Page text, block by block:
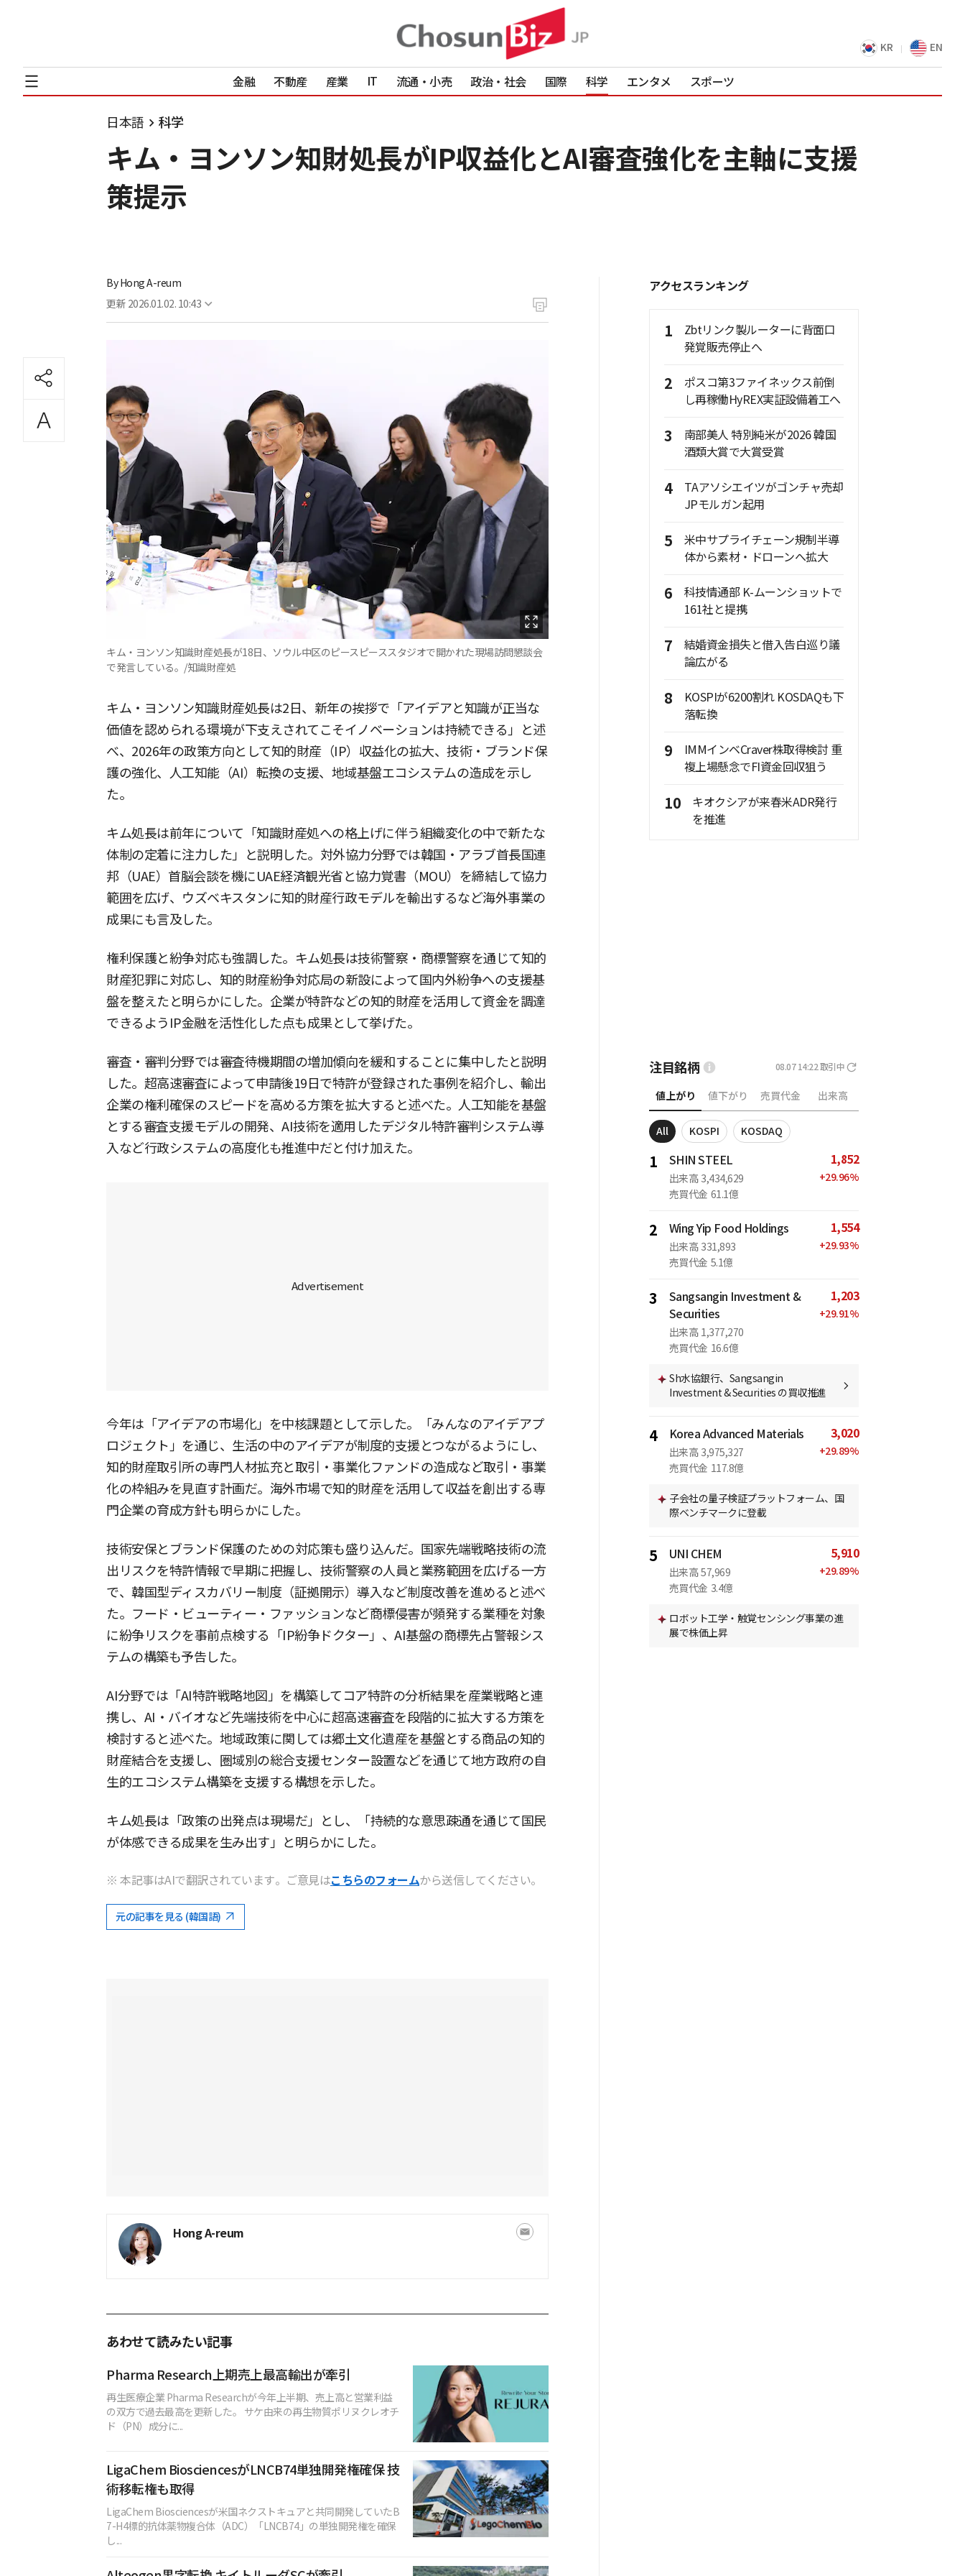
KR EN
金融 不動産 産業 IT 流通・小売 政治・社会 国際 科学 エンタメ スポーツ
日本語 科学
キム・ヨンソン知財処長がIP収益化とAI審査強化を主軸に支援
策提示
ByHong A-reum
更新 2026.01.02. 10:43
キム・ヨンソン知識財産処長が18日、ソウル中区のピースピーススタジオで開かれた現場訪問懇談会
で発言している。/知識財産処
キム・ヨンソン知識財産処長は2日、新年の挨拶で「アイデアと知識が正当な
価値を認められる環境が下支えされてこそイノベーションは持続できる」と述
べ、2026年の政策方向として知的財産（IP）収益化の拡大、技術・ブランド保
護の強化、人工知能（AI）転換の支援、地域基盤エコシステムの造成を示し
た。
キム処長は前年について「知識財産処への格上げに伴う組織変化の中で新たな
体制の定着に注力した」と説明した。対外協力分野では韓国・アラブ首長国連
邦（UAE）首脳会談を機にUAE経済観光省と協力覚書（MOU）を締結して協力
範囲を広げ、ウズベキスタンに知的財産行政モデルを輸出するなど海外事業の
成果にも言及した。
権利保護と紛争対応も強調した。キム処長は技術警察・商標警察を通じて知的
財産犯罪に対応し、知的財産紛争対応局の新設によって国内外紛争への支援基
盤を整えたと明らかにした。企業が特許などの知的財産を活用して資金を調達
できるようIP金融を活性化した点も成果として挙げた。
審査・審判分野では審査待機期間の増加傾向を緩和することに集中したと説明
した。超高速審査によって申請後19日で特許が登録された事例を紹介し、輸出
企業の権利確保のスピードを高める方策を拡大すると述べた。人工知能を基盤
とする審査支援モデルの開発、AI技術を適用したデジタル特許審判システム導
入など行政システムの高度化も推進中だと付け加えた。
今年は「アイデアの市場化」を中核課題として示した。「みんなのアイデアプ
ロジェクト」を通じ、生活の中のアイデアが制度的支援とつながるようにし、
知的財産取引所の専門人材拡充と取引・事業化ファンドの造成など取引・事業
化の枠組みを見直す計画だ。海外市場で知的財産を活用して収益を創出する専
門企業の育成方針も明らかにした。
技術安保とブランド保護のための対応策も盛り込んだ。国家先端戦略技術の流
出リスクを特許情報で早期に把握し、技術警察の人員と業務範囲を広げる一方
で、韓国型ディスカバリー制度（証拠開示）導入など制度改善を進めると述べ
た。フード・ビューティー・ファッションなど商標侵害が頻発する業種を対象
に紛争リスクを事前点検する「IP紛争ドクター」、AI基盤の商標先占警報シス
テムの構築も予告した。
AI分野では「AI特許戦略地図」を構築してコア特許の分析結果を産業戦略と連
携し、AI・バイオなど先端技術を中心に超高速審査を段階的に拡大する方策を
検討すると述べた。地域政策に関しては郷土文化遺産を基盤とする商品の知的
財産結合を支援し、圏域別の総合支援センター設置などを通じて地方政府の自
生的エコシステム構築を支援する構想を示した。
キム処長は「政策の出発点は現場だ」とし、「持続的な意思疎通を通じて国民
が体感できる成果を生み出す」と明らかにした。
※ 本記事はAIで翻訳されています。ご意見はこちらのフォームから送信してください。
元の記事を見る (韓国語)
Hong A-reum
あわせて読みたい記事
Pharma Research上期売上最高輸出が牽引
再生医療企業 Pharma Researchが今年上半期、売上高と営業利益
の双方で過去最高を更新した。 サケ由来の再生物質ポリヌクレオチ
ド（PN）成分に...
LigaChem BiosciencesがLNCB74単独開発権確保 技
術移転権も取得
LigaChem Biosciencesが米国ネクストキュアと共同開発していたB
7-H4標的抗体薬物複合体（ADC）「LNCB74」の単独開発権を確保
し...
アクセスランキング
1
Zbtリンク製ルーターに背面口
発覚販売停止へ
2
ポスコ第3ファイネックス前倒
し再稼働HyREX実証設備着工へ
3
南部美人 特別純米が2026 韓国
酒類大賞で大賞受賞
4
TAアソシエイツがゴンチャ売却
JPモルガン起用
5
米中サプライチェーン規制半導
体から素材・ドローンへ拡大
6
科技情通部 K-ムーンショットで
161社と提携
7
結婚資金損失と借入告白巡り議
論広がる
8
KOSPIが6200割れ KOSDAQも下
落転換
9
IMMインベCraver株取得検討 重
複上場懸念でFI資金回収狙う
10
キオクシアが来春米ADR発行
を推進
注目銘柄 08.07 14:22 取引中
値上がり 値下がり 売買代金 出来高
All KOSPI KOSDAQ
1 SHIN STEEL
出来高 3,434,629
売買代金 61.1億
1,852
+29.96%
2 Wing Yip Food Holdings
出来高 331,893
売買代金 5.1億
1,554
+29.93%
3
Sangsangin Investment &
Securities
出来高 1,377,270
売買代金 16.6億
1,203
+29.91%
Sh水協銀行、Sangsangin
Investment & Securities の買収推進
4 Korea Advanced Materials
出来高 3,975,327
売買代金 117.8億
3,020
+29.89%
子会社の量子検証プラットフォーム、国
際ベンチマークに登載
5 UNI CHEM
出来高 57,969
売買代金 3.4億
5,910
+29.89%
ロボット工学・触覚センシング事業の進
展で株価上昇